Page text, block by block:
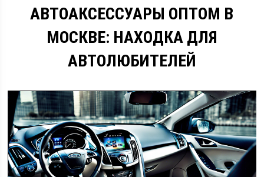
АВТОАКСЕССУАРЫ ОПТОМ В
МОСКВЕ: НАХОДКА ДЛЯ
АВТОЛЮБИТЕЛЕЙ